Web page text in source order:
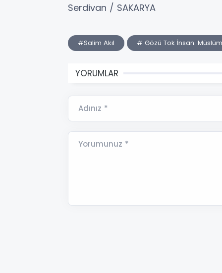
Serdivan / SAKARYA
#Salim Akıl # Gözü Tok İnsan.
YORUMLAR
Adınız *
Yorumunuz *